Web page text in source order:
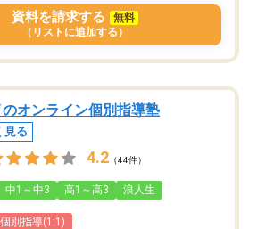
師の方は良かった
資料を請求する
無料
（リストに追加する）
のオンライン個別指導塾
見る
4.2 （44件）
中1～中3 高1～高3 浪人生
別指導(1:1)